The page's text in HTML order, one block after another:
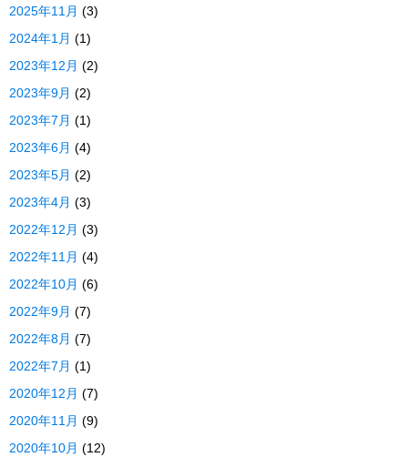
2025年11月 (3)
2024年1月 (1)
2023年12月 (2)
2023年9月 (2)
2023年7月 (1)
2023年6月 (4)
2023年5月 (2)
2023年4月 (3)
2022年12月 (3)
2022年11月 (4)
2022年10月 (6)
2022年9月 (7)
2022年8月 (7)
2022年7月 (1)
2020年12月 (7)
2020年11月 (9)
2020年10月 (12)